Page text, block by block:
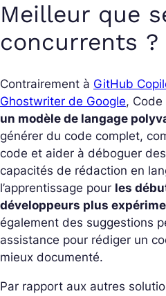
Meilleur que
concurrents ?
Contrairement à GitHub
Ghostwriter de Google,
un modèle de langage
générer du code complet,
code et aider à déboguer
capacités de rédaction en
l’apprentissage pour les
développeurs plus
également des suggestions
assistance pour rédiger un
mieux documenté.
Par rapport aux autres